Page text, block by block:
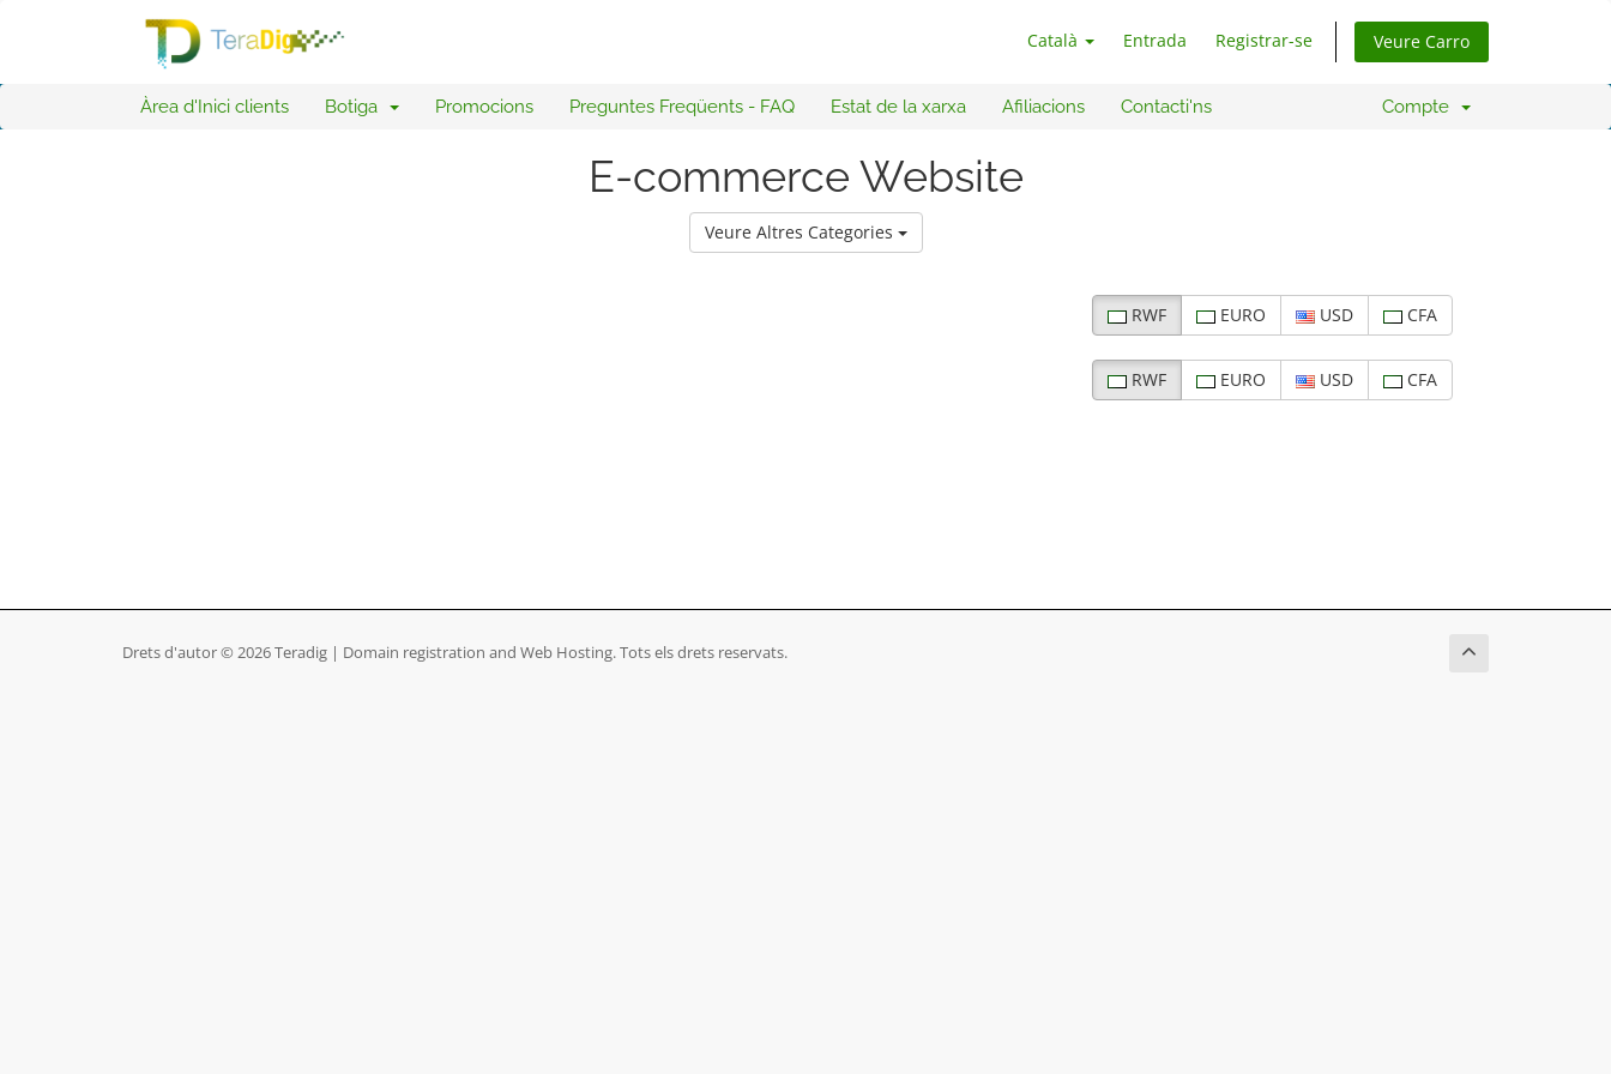
Català Entrada Registrar-se Veure Carro
Àrea d'Inici clients Botiga Promocions Preguntes Freqüents - FAQ Estat de la xarxa Afiliacions Contacti'ns Compte
E-commerce Website
Veure Altres Categories
RWF EURO USD CFA
RWF EURO USD CFA
Drets d'autor © 2026 Teradig | Domain registration and Web Hosting. Tots els drets reservats.